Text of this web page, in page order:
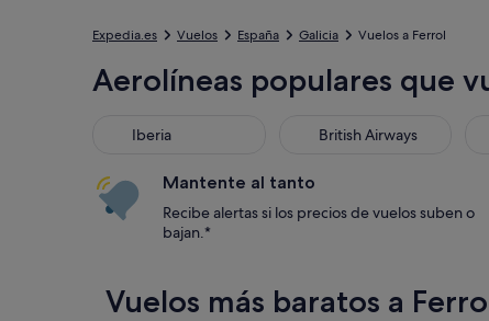
Expedia.es Vuelos España Galicia Vuelos a Ferrol
Aerolíneas populares que
Iberia
Iberia British Airways
British Airways
Mantente al tanto
Recibe alertas si los precios de vuelos suben o
bajan.*
Vuelos más baratos a